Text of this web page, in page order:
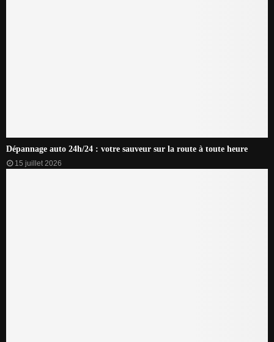
Dépannage auto 24h/24 : votre sauveur sur la route à toute heure
15 juillet 2026